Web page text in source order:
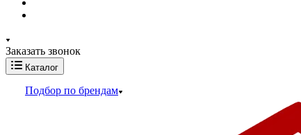
Заказать звонок
Каталог
Подбор по брендам